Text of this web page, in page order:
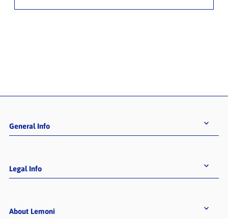
General Info
Legal Info
About Lemoni